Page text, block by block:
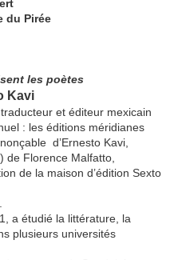
du Pirée
les poètes
Kavi
et éditeur mexicain
: les éditions méridianes
d’Ernesto Kavi,
de Florence Malfatto,
de la maison d’édition Sexto
a étudié la littérature, la
plusieurs universités